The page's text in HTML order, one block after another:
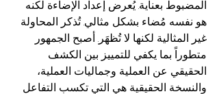
المضبوط بعناية. يُعرض إعداد الإضاءة لكنه
هو نفسه مُضاء بشكل مثالي. تُذكر المحاولة
غير المثالية لكنها لا تُظهَر. أصبح الجمهور
متطوراً بما يكفي للتمييز بين الكشف
الحقيقي عن العملية وجماليات العملية،
والنسخة الحقيقية هي التي تكسب التفاعل